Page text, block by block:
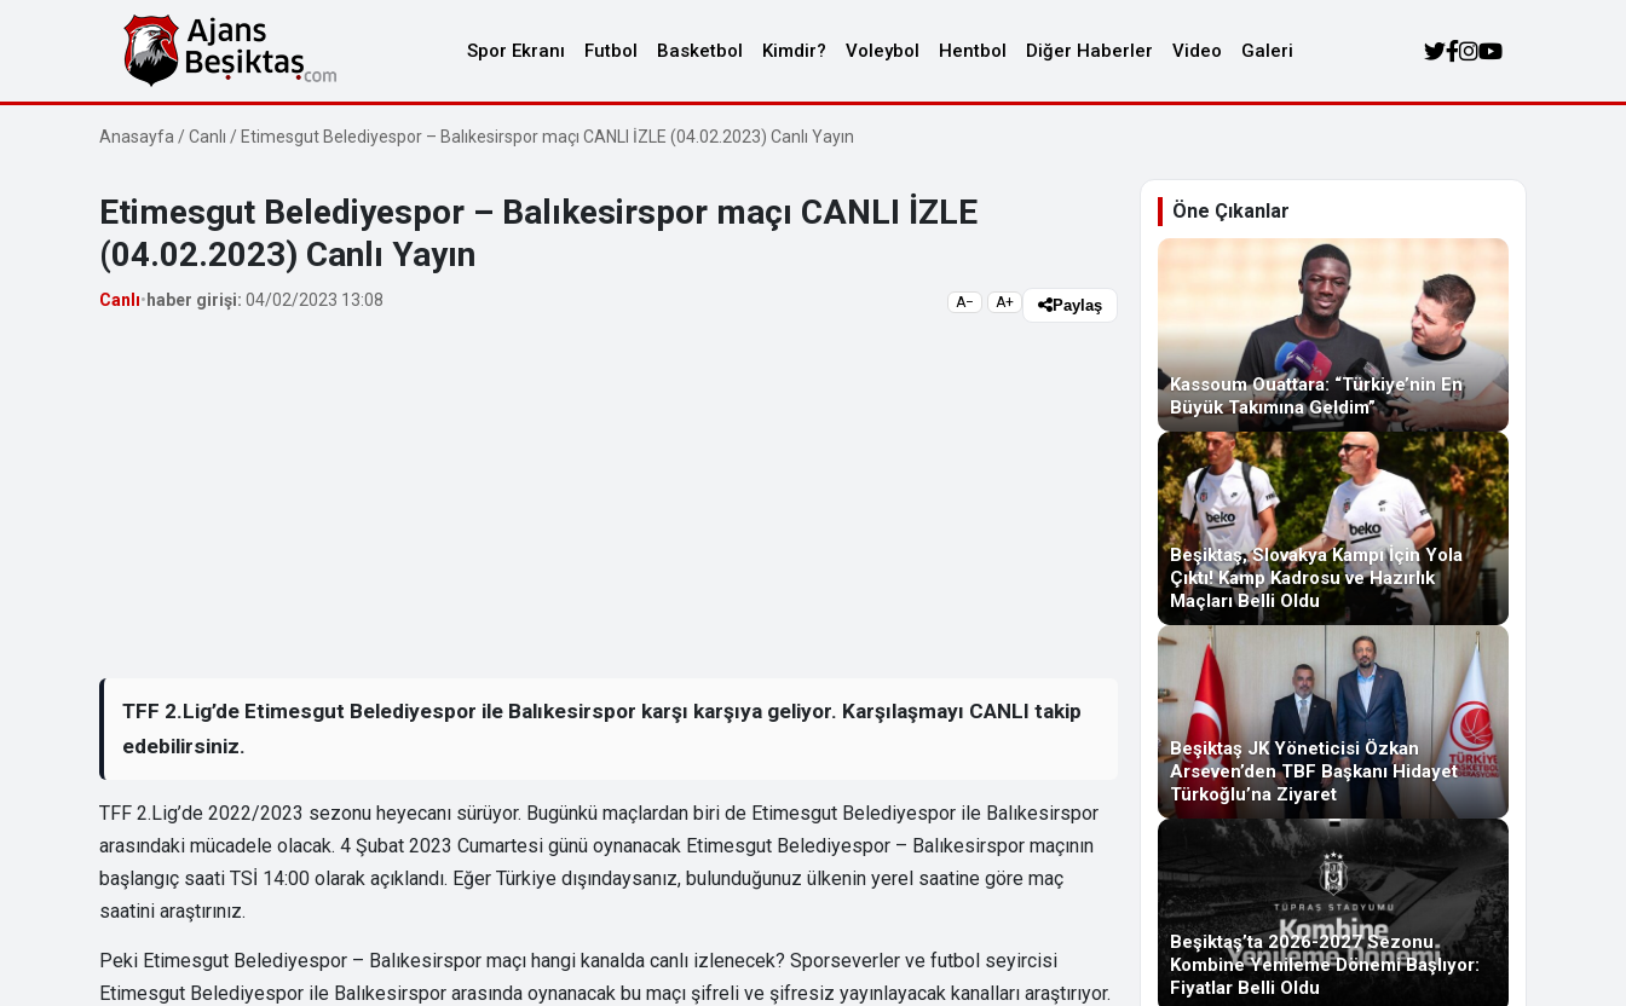
Spor Ekranı Futbol Basketbol Kimdir? Voleybol Hentbol Diğer Haberler Video Galeri
Anasayfa /Canlı / Etimesgut Belediyespor – Balıkesirspor maçı CANLI İZLE (04.02.2023) Canlı Yayın
Etimesgut Belediyespor – Balıkesirspor maçı CANLI İZLE
(04.02.2023) Canlı Yayın
Canlı• haber girişi: 04/02/2023 13:08 A− A+ Paylaş
TFF 2.Lig’de Etimesgut Belediyespor ile Balıkesirspor karşı karşıya geliyor. Karşılaşmayı CANLI takip
edebilirsiniz.
TFF 2.Lig’de 2022/2023 sezonu heyecanı sürüyor. Bugünkü maçlardan biri de Etimesgut Belediyespor ile Balıkesirspor
arasındaki mücadele olacak. 4 Şubat 2023 Cumartesi günü oynanacak Etimesgut Belediyespor – Balıkesirspor maçının
başlangıç saati TSİ 14:00 olarak açıklandı. Eğer Türkiye dışındaysanız, bulunduğunuz ülkenin yerel saatine göre maç
saatini araştırınız.
Peki Etimesgut Belediyespor – Balıkesirspor maçı hangi kanalda canlı izlenecek? Sporseverler ve futbol seyircisi
Etimesgut Belediyespor ile Balıkesirspor arasında oynanacak bu maçı şifreli ve şifresiz yayınlayacak kanalları araştırıyor.
Öne Çıkanlar
Kassoum Ouattara: “Türkiye’nin En
Büyük Takımına Geldim”
Beşiktaş, Slovakya Kampı İçin Yola
Çıktı! Kamp Kadrosu ve Hazırlık
Maçları Belli Oldu
Beşiktaş JK Yöneticisi Özkan
Arseven’den TBF Başkanı Hidayet
Türkoğlu’na Ziyaret
Beşiktaş’ta 2026-2027 Sezonu
Kombine Yenileme Dönemi Başlıyor:
Fiyatlar Belli Oldu